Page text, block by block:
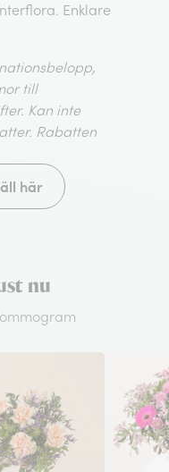
Enklare
till
Kan inte
Rabatten
här
nu